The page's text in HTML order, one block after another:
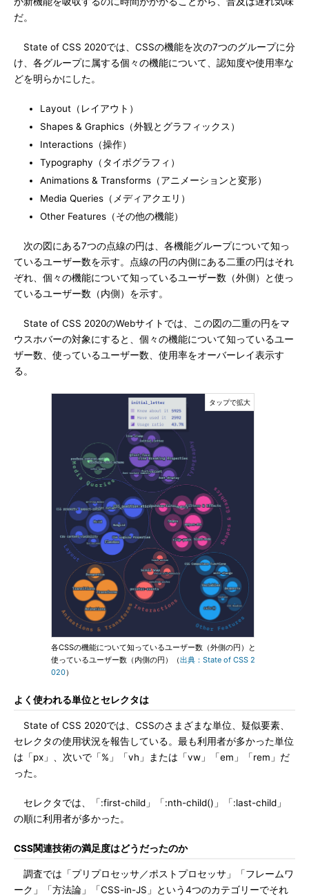
だ。
State of CSS 2020では、CSSの機能を次の7つのグループに分
け、各グループに属する個々の機能について、認知度や使用率な
どを明らかにした。
Layout（レイアウト）
Shapes & Graphics（外観とグラフィックス）
Interactions（操作）
Typography（タイポグラフィ）
Animations & Transforms（アニメーションと変形）
Media Queries（メディアクエリ）
Other Features（その他の機能）
次の図にある7つの点線の円は、各機能グループについて知っ
ているユーザー数を示す。点線の円の内側にある二重の円はそれ
ぞれ、個々の機能について知っているユーザー数（外側）と使っ
ているユーザー数（内側）を示す。
State of CSS 2020のWebサイトでは、この図の二重の円をマ
ウスホバーの対象にすると、個々の機能について知っているユー
ザー数、使っているユーザー数、使用率をオーバーレイ表示す
る。
各CSSの機能について知っているユーザー数（外側の円）と
使っているユーザー数（内側の円）（出典：State of CSS 2
020）
よく使われる単位とセレクタは
State of CSS 2020では、CSSのさまざまな単位、疑似要素、
セレクタの使用状況を報告している。最も利用者が多かった単位
は「px」、次いで「%」「vh」または「vw」「em」「rem」だ
った。
セレクタでは、「:first-child」「:nth-child()」「:last-child」
の順に利用者が多かった。
CSS関連技術の満足度はどうだったのか
調査では「プリプロセッサ／ポストプロセッサ」「フレームワ
ーク」「方法論」「CSS-in-JS」という4つのカテゴリーでそれ